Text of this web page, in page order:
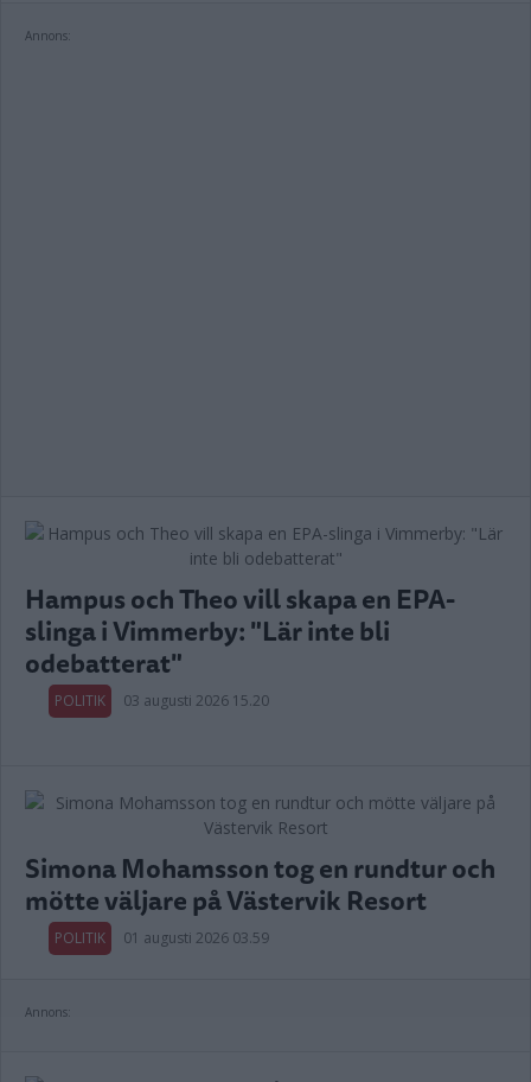
Annons:
Hampus och Theo vill skapa en EPA-
slinga i Vimmerby: "Lär inte bli
odebatterat"
POLITIK 03 augusti 2026 15.20
Simona Mohamsson tog en rundtur och
mötte väljare på Västervik Resort
POLITIK 01 augusti 2026 03.59
Annons: